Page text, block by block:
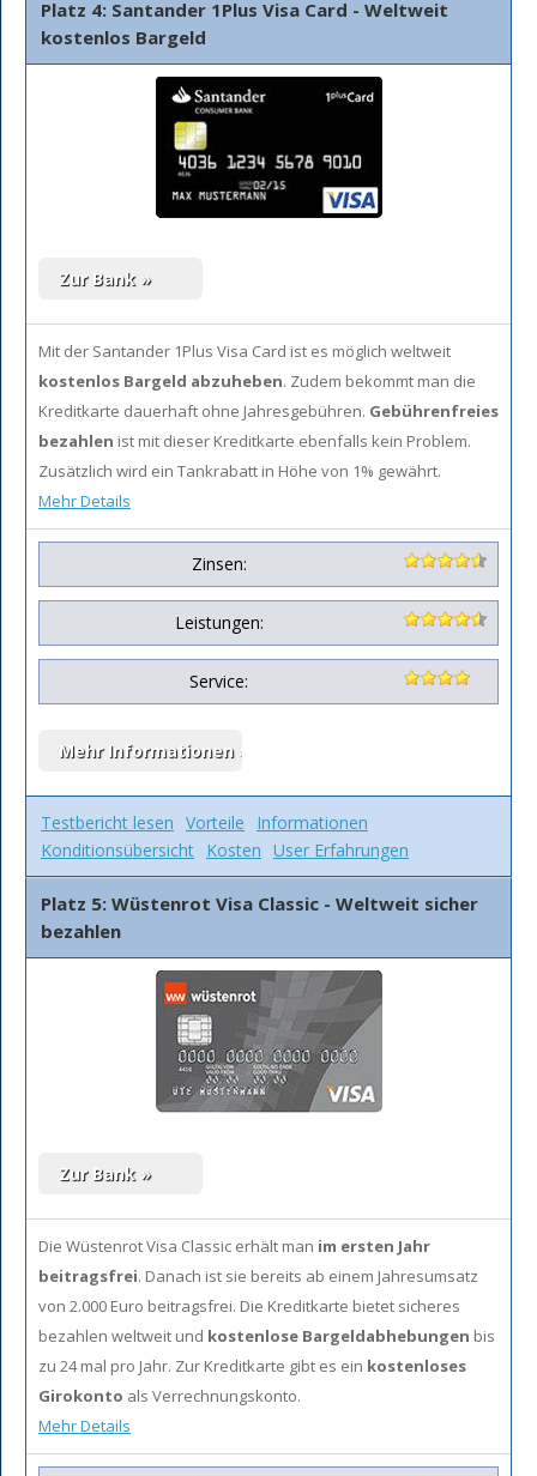
Platz 4: Santander 1Plus Visa Card - Weltweit
kostenlos Bargeld
Mit der Santander 1Plus Visa Card ist es möglich weltweit
kostenlos Bargeld abzuheben. Zudem bekommt man die
Kreditkarte dauerhaft ohne Jahresgebühren. Gebührenfreies
bezahlen ist mit dieser Kreditkarte ebenfalls kein Problem.
Zusätzlich wird ein Tankrabatt in Höhe von 1% gewährt.
Mehr Details
Zinsen:
Leistungen:
Service:
Testbericht lesen Vorteile
Informationen
Konditionsübersicht Kosten User Erfahrungen
Platz 5: Wüstenrot Visa Classic - Weltweit sicher
bezahlen
Die Wüstenrot Visa Classic erhält man im ersten Jahr
beitragsfrei. Danach ist sie bereits ab einem Jahresumsatz
von 2.000 Euro beitragsfrei. Die Kreditkarte bietet sicheres
bezahlen weltweit und kostenlose Bargeldabhebungen bis
zu 24 mal pro Jahr. Zur Kreditkarte gibt es ein kostenloses
Girokonto als Verrechnungskonto.
Mehr Details